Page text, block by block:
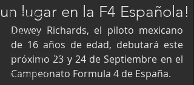
NASCAR
IndyCar
Autos Turismo
Fórmula E
un lugar en la F4 Española!
Dewey Richards, el piloto mexicano
de 16 años de edad, debutará este
próximo 23 y 24 de Septiembre en el
Campeonato Formula 4 de España.